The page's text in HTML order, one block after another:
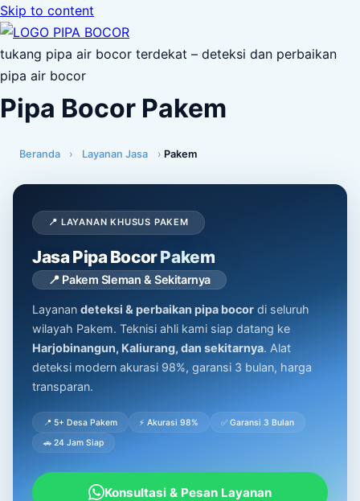
Skip to content
tukang pipa air bocor terdekat – deteksi dan perbaikan
pipa air bocor
Pipa Bocor Pakem
Beranda › Layanan Jasa › Pakem
📍 LAYANAN KHUSUS PAKEM
Jasa Pipa BocorPakem
📍 Pakem Sleman & Sekitarnya
Layanan deteksi & perbaikan pipa bocor di seluruh
wilayah Pakem. Teknisi ahli kami siap datang ke
Harjobinangun, Kaliurang, dan sekitarnya. Alat
deteksi modern akurasi 98%, garansi 3 bulan, harga
transparan.
📍 5+ Desa Pakem ⚡ Akurasi 98%
✅ Garansi 3 Bulan
🚗 24 Jam Siap
Konsultasi & Pesan Layanan